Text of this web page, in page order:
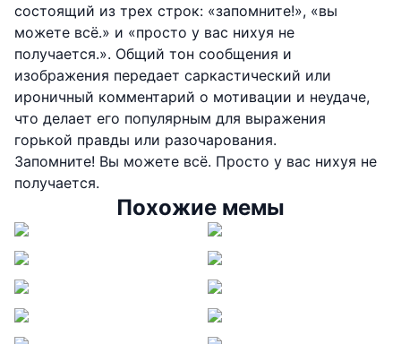
состоящий из трех строк: «запомните!», «вы
можете всё.» и «просто у вас нихуя не
получается.». Общий тон сообщения и
изображения передает саркастический или
ироничный комментарий о мотивации и неудаче,
что делает его популярным для выражения
горькой правды или разочарования.
Запомните! Вы можете всё. Просто у вас нихуя не
получается.
Похожие мемы